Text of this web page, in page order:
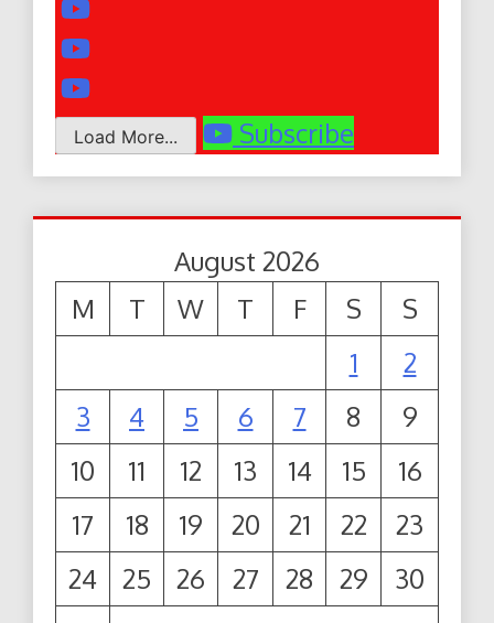
Load More... Subscribe
August 2026
M
T W T F S
S
1
2
3
4 5 6 7 8
9
10
11 12 13 14 15
16
17
18 19 20 21 22
23
24
25 26 27 28 29
30